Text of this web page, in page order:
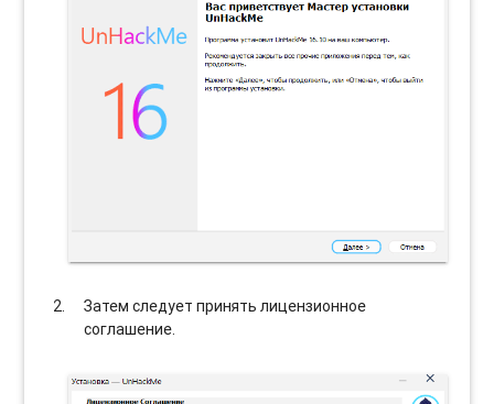
Затем следует принять лицензионное
соглашение.